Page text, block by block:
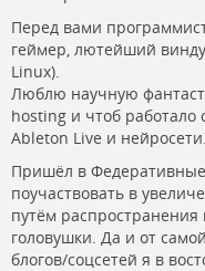
Перед вами
геймер, лютейший
Linux).
Люблю научную
hosting и чтоб
Ableton Live и нейросети.
Пришёл в Федеративные
поучаствовать в
путём
головушки. Да и от
блогов/соцсетей я в